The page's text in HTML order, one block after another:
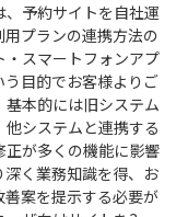
予約サイトを自社運
プランの連携方法の
・スマートフォンアプ
う目的でお客様よりご
本的には旧システム
システムと連携する
が多くの機能に影響
く業務知識を得、お
案を提示する必要が